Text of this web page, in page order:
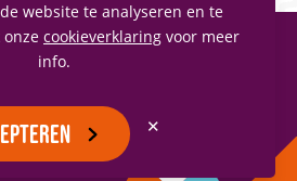
website te analyseren en te
cookieverklaring voor meer
info.
✕